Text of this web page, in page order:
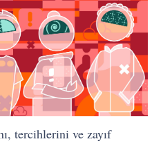
tercihlerini ve zayıf